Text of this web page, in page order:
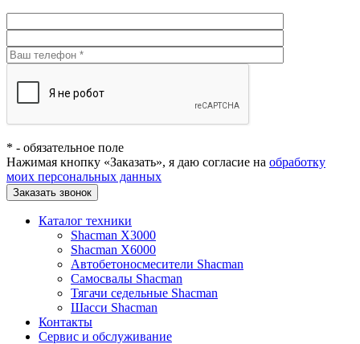
* - обязательное поле
Нажимая кнопку «Заказать», я даю согласие на обработку
моих персональных данных
Заказать звонок
Каталог техники
Shacman X3000
Shacman X6000
Автобетоносмесители Shacman
Самосвалы Shacman
Тягачи седельные Shacman
Шасси Shacman
Контакты
Сервис и обслуживание